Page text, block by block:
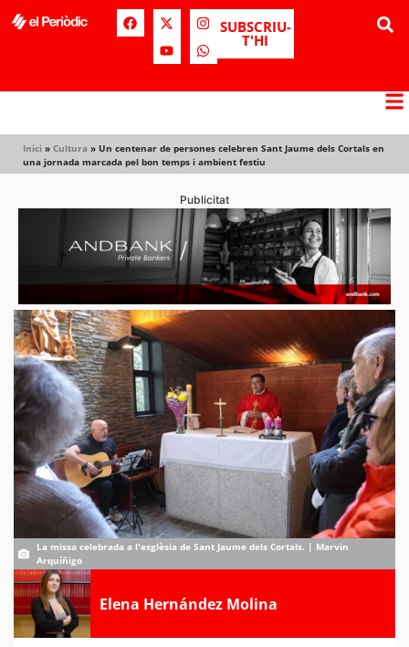
SUBSCRIU-
T'HI
Inici » Cultura » Un centenar de persones celebren Sant Jaume dels Cortals en
una jornada marcada pel bon temps i ambient festiu
Publicitat
La missa celebrada a l'esglèsia de Sant Jaume dels Cortals. | Marvin
Arquíñigo
Elena Hernández Molina